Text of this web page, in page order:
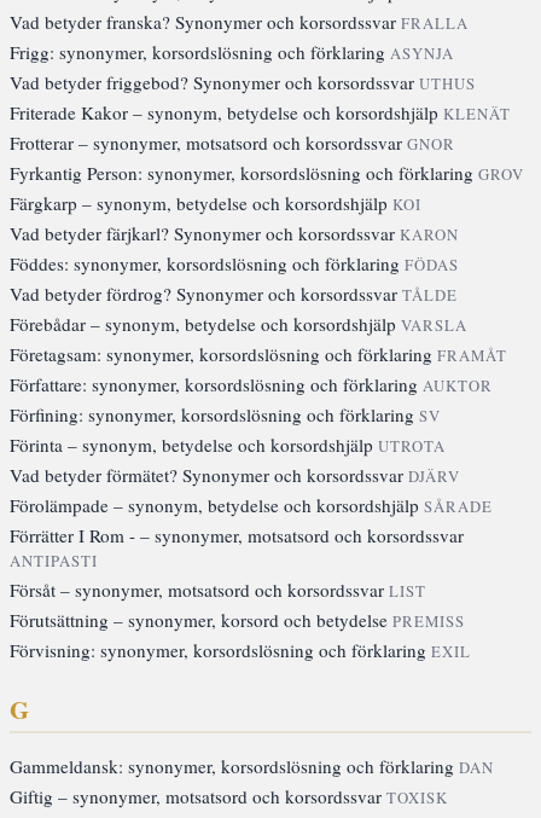
Vad betyder franska? Synonymer och korsordssvar FRALLA
Frigg: synonymer, korsordslösning och förklaring ASYNJA
Vad betyder friggebod? Synonymer och korsordssvar UTHUS
Friterade Kakor – synonym, betydelse och korsordshjälp KLENÄT
Frotterar – synonymer, motsatsord och korsordssvar GNOR
Fyrkantig Person: synonymer, korsordslösning och förklaring GROV
Färgkarp – synonym, betydelse och korsordshjälp KOI
Vad betyder färjkarl? Synonymer och korsordssvar KARON
Föddes: synonymer, korsordslösning och förklaring FÖDAS
Vad betyder fördrog? Synonymer och korsordssvar TÅLDE
Förebådar – synonym, betydelse och korsordshjälp VARSLA
Företagsam: synonymer, korsordslösning och förklaring FRAMÅT
Författare: synonymer, korsordslösning och förklaring AUKTOR
Förfining: synonymer, korsordslösning och förklaring SV
Förinta – synonym, betydelse och korsordshjälp UTROTA
Vad betyder förmätet? Synonymer och korsordssvar DJÄRV
Förolämpade – synonym, betydelse och korsordshjälp SÅRADE
Förrätter I Rom - – synonymer, motsatsord och korsordssvar
ANTIPASTI
Försåt – synonymer, motsatsord och korsordssvar LIST
Förutsättning – synonymer, korsord och betydelse PREMISS
Förvisning: synonymer, korsordslösning och förklaring EXIL
G
Gammeldansk: synonymer, korsordslösning och förklaring DAN
Giftig – synonymer, motsatsord och korsordssvar TOXISK